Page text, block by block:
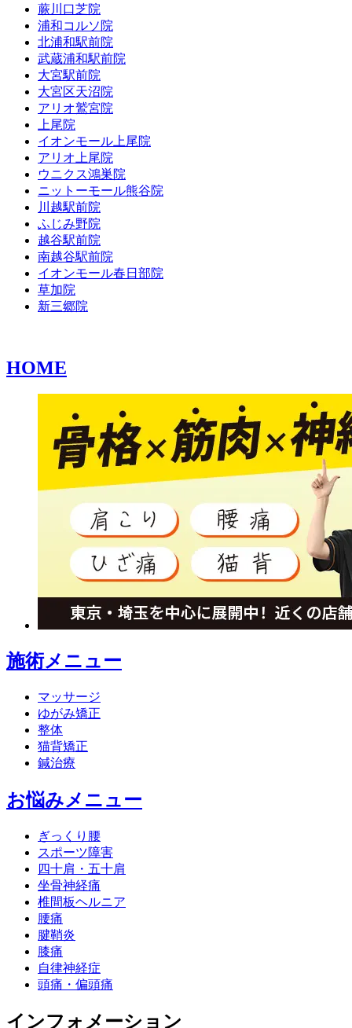
蕨川口芝院
浦和コルソ院
北浦和駅前院
武蔵浦和駅前院
大宮駅前院
大宮区天沼院
アリオ鷲宮院
上尾院
イオンモール上尾院
アリオ上尾院
ウニクス鴻巣院
ニットーモール熊谷院
川越駅前院
ふじみ野院
越谷駅前院
南越谷駅前院
イオンモール春日部院
草加院
新三郷院
HOME
施術メニュー
マッサージ
ゆがみ矯正
整体
猫背矯正
鍼治療
お悩みメニュー
ぎっくり腰
スポーツ障害
四十肩・五十肩
坐骨神経痛
椎間板ヘルニア
腰痛
腱鞘炎
膝痛
自律神経症
頭痛・偏頭痛
インフォメーション